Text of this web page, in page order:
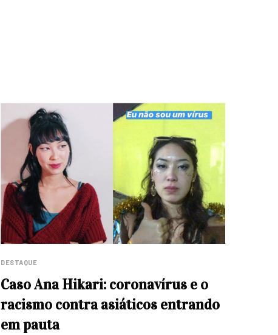
DESTAQUE
Caso Ana Hikari: coronavírus e o
racismo contra asiáticos entrando
em pauta